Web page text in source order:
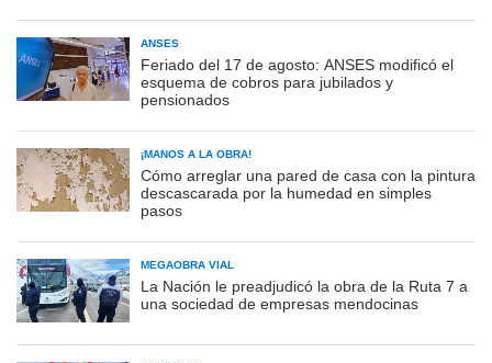
ANSES
Feriado del 17 de agosto: ANSES modificó el
esquema de cobros para jubilados y
pensionados
¡MANOS A LA OBRA!
Cómo arreglar una pared de casa con la pintura
descascarada por la humedad en simples
pasos
MEGAOBRA VIAL
La Nación le preadjudicó la obra de la Ruta 7 a
una sociedad de empresas mendocinas